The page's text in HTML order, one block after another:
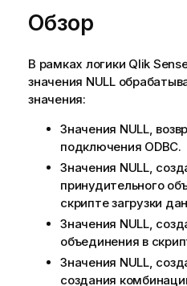
Обзор
В рамках логики Qlik
значения NULL
значения:
Значения NULL,
подключения ODBC.
Значения NULL,
принудительного
скрипте загрузки
Значения NULL,
объединения в
Значения NULL,
создания